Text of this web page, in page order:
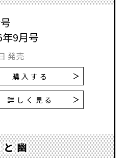
9月号
発売
購入する
詳しく見る
と幽